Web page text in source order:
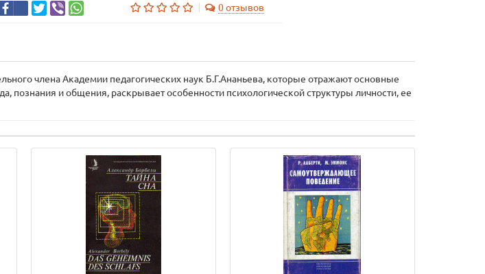
0 отзывов
члена Академии педагогических наук Б.Г.Ананьева, которые отражают основные
познания и общения, раскрывает особенности психологической структуры личности, ее